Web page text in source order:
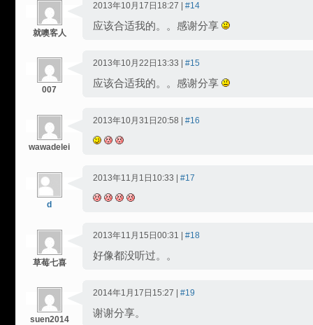
就噢客人
2013年10月17日18:27 | #14
应该合适我的。。感谢分享
007
2013年10月22日13:33 | #15
应该合适我的。。感谢分享
wawadelei
2013年10月31日20:58 | #16
d
2013年11月1日10:33 | #17
草莓七喜
2013年11月15日00:31 | #18
好像都没听过。。
suen2014
2014年1月17日15:27 | #19
谢谢分享。